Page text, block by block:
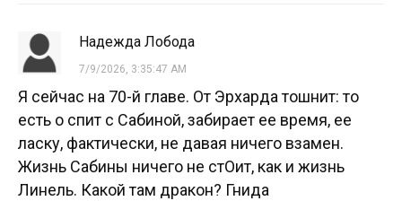
Надежда Лобода
7/9/2026, 3:35:47 AM
Я сейчас на 70-й главе. От Эрхарда тошнит: то
есть о спит с Сабиной, забирает ее время, ее
ласку, фактически, не давая ничего взамен.
Жизнь Сабины ничего не стОит, как и жизнь
Линель. Какой там дракон? Гнида